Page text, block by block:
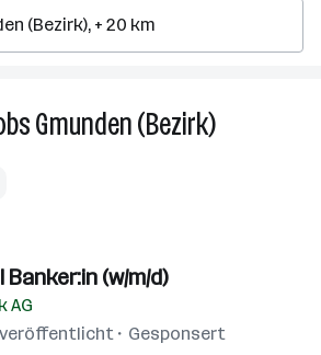
Gmunden (Bezirk)35
Banker:in (w/m/d)
AG
Gesponsert